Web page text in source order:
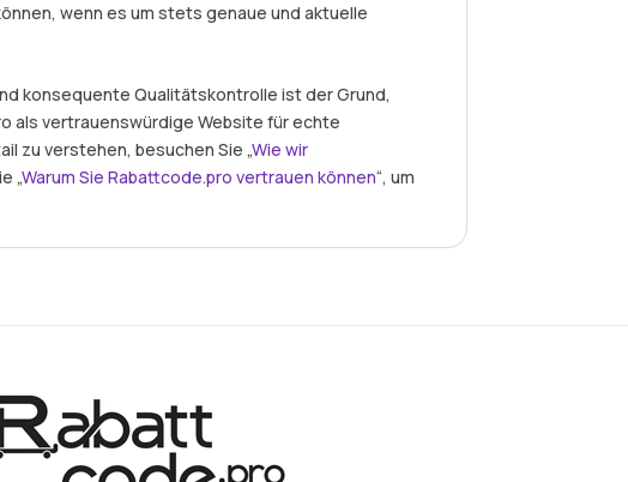
wenn es um stets genaue und aktuelle
konsequente Qualitätskontrolle ist der Grund,
als vertrauenswürdige Website für echte
zu verstehen, besuchen Sie „Wie wir
„Warum Sie Rabattcode.pro vertrauen können“, um